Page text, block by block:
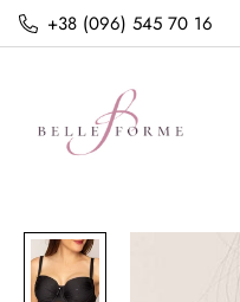
+38 (096) 545 70 16